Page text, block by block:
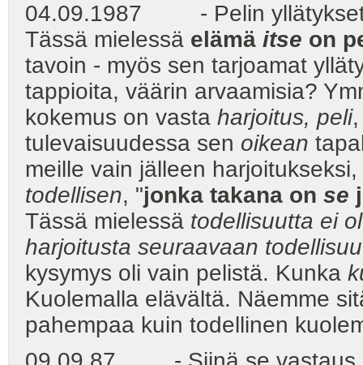
04.09.1987 - Pelin
Tässä mielessä elämä itse on
tavoin - myös sen tarjoamat
tappioita, väärin arvaamisia?
kokemus on vasta harjoitus, peli
tulevaisuudessa sen oikean
meille vain jälleen
todellisen, "jonka takana on se
Tässä mielessä todellisuutta ei
harjoitusta seuraavaan
kysymys oli vain pelistä. Kunka
Kuolemalla elävältä. Näemme
pahempaa kuin todellinen